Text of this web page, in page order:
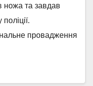
ножа та завдав
провадження